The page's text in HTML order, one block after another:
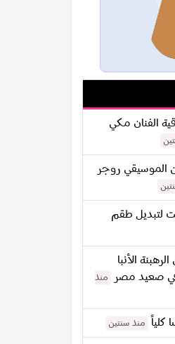
الفنان مكي
الموسيقي روجر
لتبديل طقم
الأنبا
صعيد مصر
منذ
كلياً منذ سنتين